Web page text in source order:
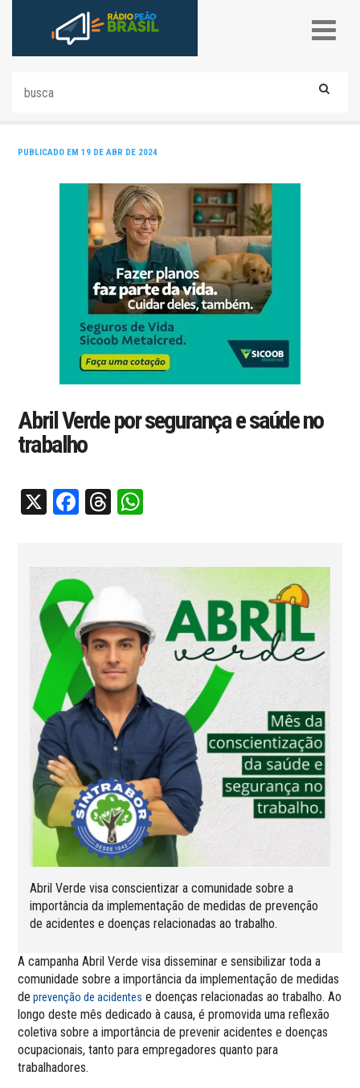
PUBLICADO EM 19 DE ABR DE 2024
Abril Verde por segurança e saúde no
trabalho
X Facebook
Threads
Abril Verde visa conscientizar a comunidade sobre a
importância da implementação de medidas de prevenção
de acidentes e doenças relacionadas ao trabalho.
A campanha Abril Verde visa disseminar e sensibilizar toda a
comunidade sobre a importância da implementação de medidas
de prevenção de acidentes e doenças relacionadas ao trabalho. Ao
longo deste mês dedicado à causa, é promovida uma reflexão
coletiva sobre a importância de prevenir acidentes e doenças
ocupacionais, tanto para empregadores quanto para
trabalhadores.